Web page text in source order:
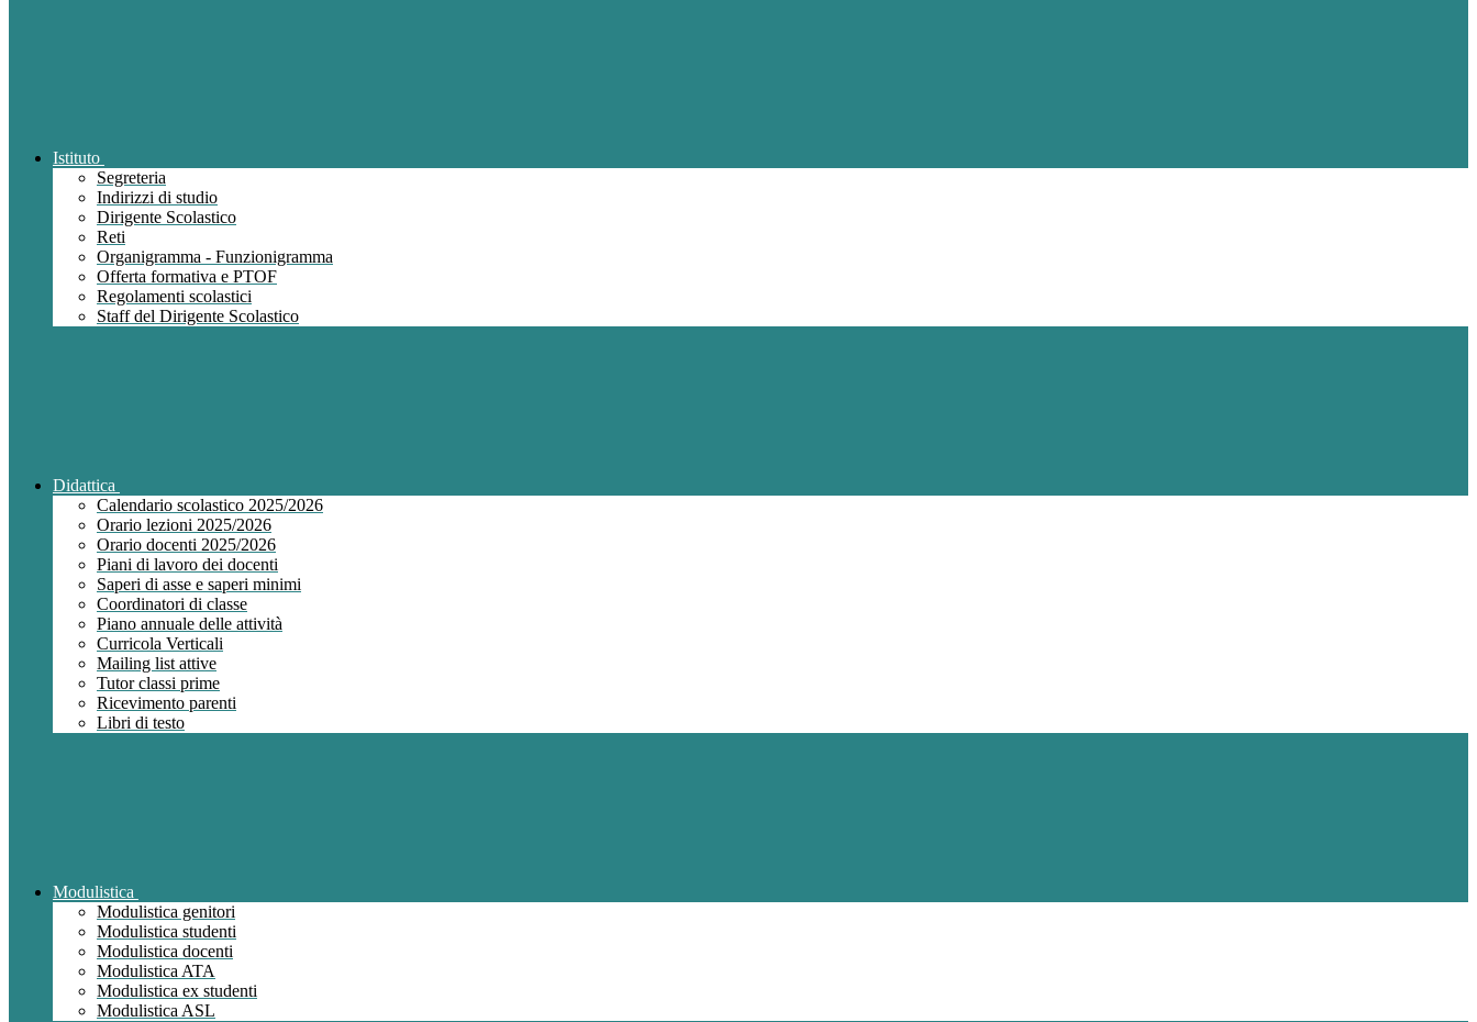
Istituto
Segreteria
Indirizzi di studio
Dirigente Scolastico
Reti
Organigramma - Funzionigramma
Offerta formativa e PTOF
Regolamenti scolastici
Staff del Dirigente Scolastico
Didattica
Calendario scolastico 2025/2026
Orario lezioni 2025/2026
Orario docenti 2025/2026
Piani di lavoro dei docenti
Saperi di asse e saperi minimi
Coordinatori di classe
Piano annuale delle attività
Curricola Verticali
Mailing list attive
Tutor classi prime
Ricevimento parenti
Libri di testo
Modulistica
Modulistica genitori
Modulistica studenti
Modulistica docenti
Modulistica ATA
Modulistica ex studenti
Modulistica ASL